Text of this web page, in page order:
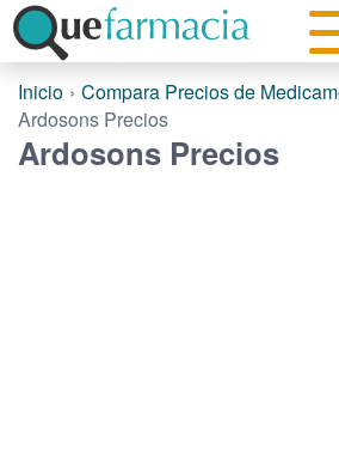
Inicio
Compara Precios de
Ardosons Precios
Ardosons Precios